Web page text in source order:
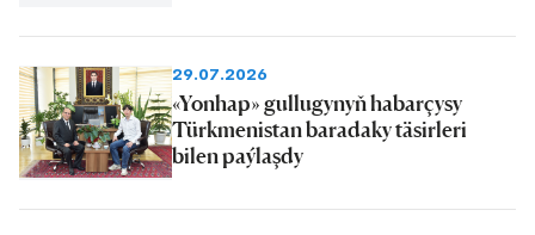
29.07.2026
«Yonhap» gullugynyň habarçysy
Türkmenistan baradaky täsirleri
bilen paýlaşdy